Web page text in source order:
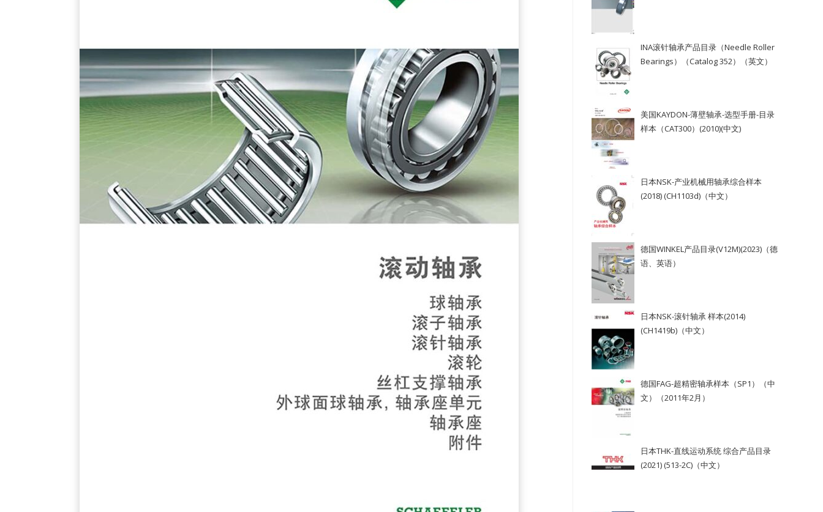
INA滚针轴承产品目录（Needle Roller
Bearings）（Catalog 352）（英文）
美国KAYDON-薄壁轴承-选型手册-目录
样本（CAT300）(2010)(中文)
日本NSK-产业机械用轴承综合样本
(2018) (CH1103d)（中文）
德国WINKEL产品目录(V12M)(2023)（德
语、英语）
日本NSK-滚针轴承 样本(2014)
(CH1419b)（中文）
德国FAG-超精密轴承样本（SP1）（中
文）（2011年2月）
日本THK-直线运动系统 综合产品目录
(2021) (513-2C)（中文）